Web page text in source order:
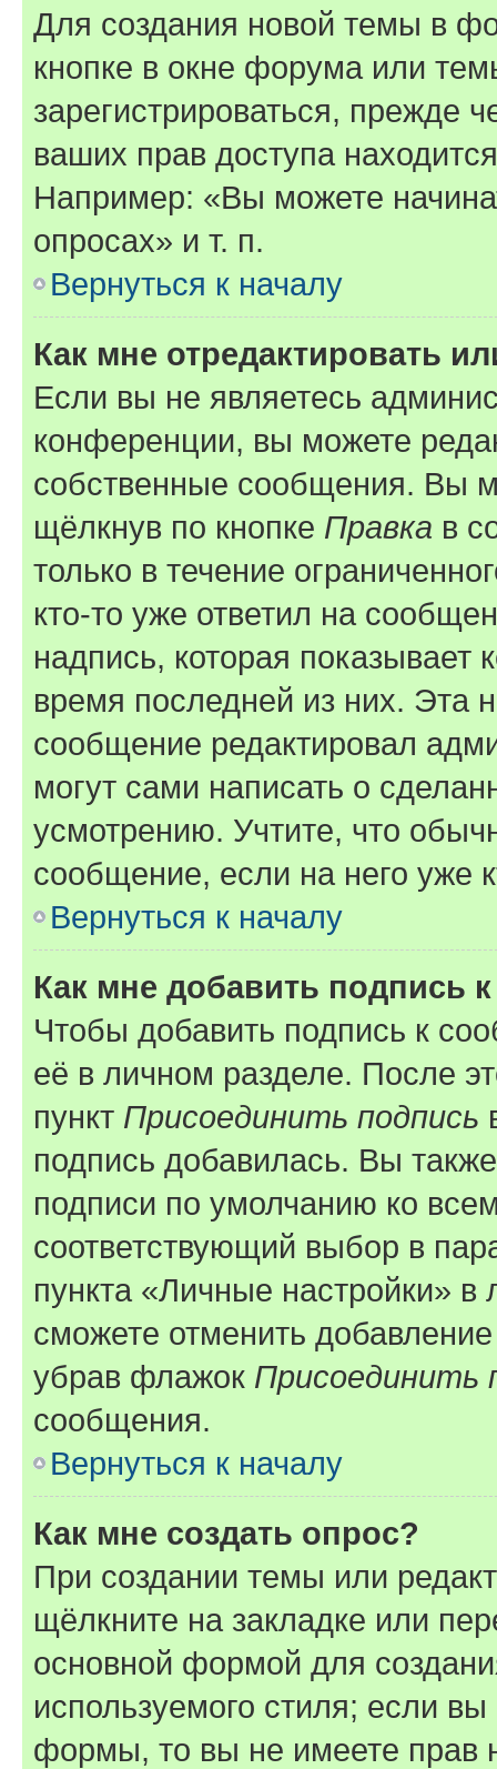
Для создания новой темы в
кнопке в окне форума или
зарегистрироваться, прежде
ваших прав доступа
Например: «Вы можете
опросах» и т. п.
Вернуться к началу
Как мне отредактировать
Если вы не являетесь
конференции, вы можете
собственные сообщения. Вы
щёлкнув по кнопке Правка в
только в течение
кто-то уже ответил на
надпись, которая показывает
время последней из них. Эта
сообщение редактировал
могут сами написать о
усмотрению. Учтите, что
сообщение, если на него уже
Вернуться к началу
Как мне добавить подпись
Чтобы добавить подпись к
её в личном разделе. После
пункт Присоединить подпись
подпись добавилась. Вы
подписи по умолчанию ко
соответствующий выбор в
пункта «Личные настройки»
сможете отменить
убрав флажок Присоединить
сообщения.
Вернуться к началу
Как мне создать опрос?
При создании темы или
щёлкните на закладке или
основной формой для
используемого стиля; если
формы, то вы не имеете прав